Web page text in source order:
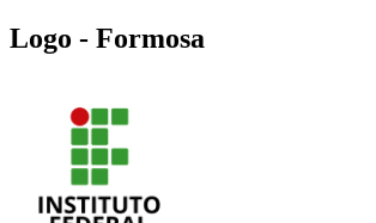
Logo - Formosa